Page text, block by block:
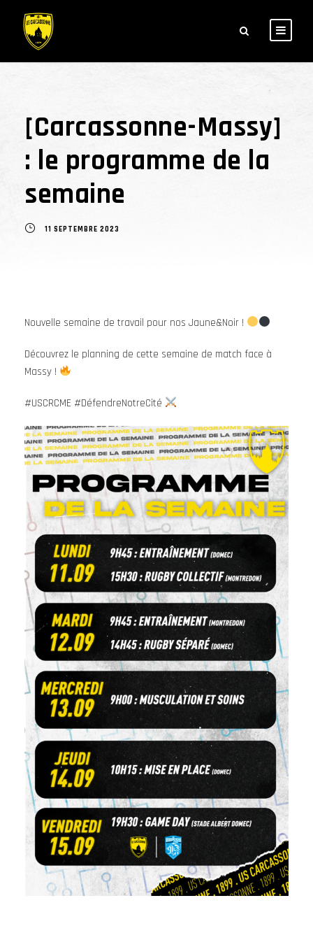
[Carcassonne-Massy]
: le programme de la
semaine
11 SEPTEMBRE 2023
Nouvelle semaine de travail pour nos Jaune&Noir !
Découvrez le planning de cette semaine de match face à
Massy !
#USCRCME #DéfendreNotreCité